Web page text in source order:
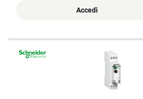
Accedi